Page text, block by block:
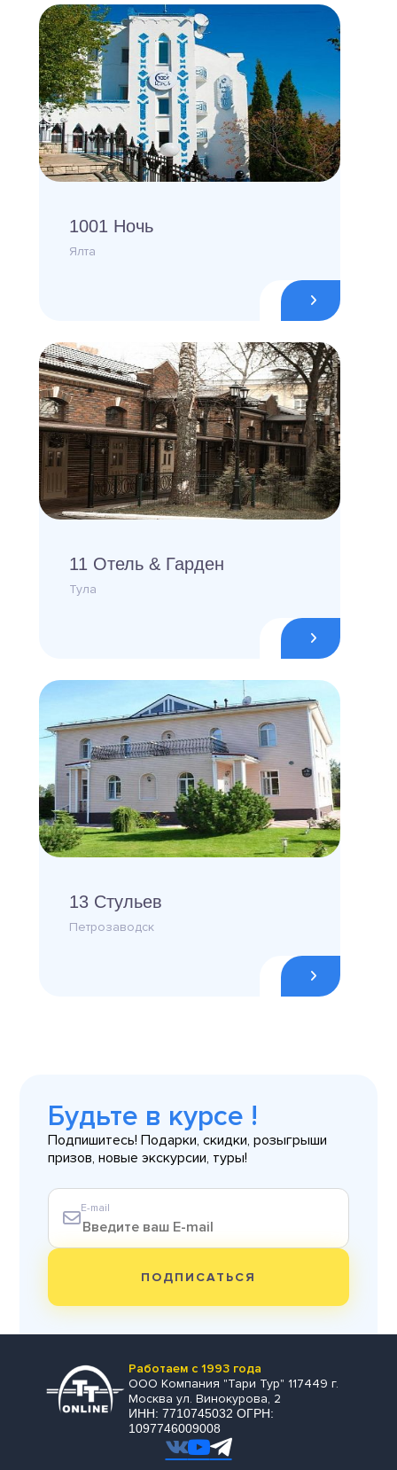
1001 Ночь
Ялта
11 Отель & Гарден
Тула
13 Стульев
Петрозаводск
Будьте в курсе !
Подпишитесь! Подарки, скидки, розыгрыши
призов, новые экскурсии, туры!
E-mail
ПОДПИСАТЬСЯ
Работаем с 1993 года
ООО Компания "Тари Тур" 117449 г.
Москва ул. Винокурова, 2
ИНН: 7710745032 ОГРН:
1097746009008